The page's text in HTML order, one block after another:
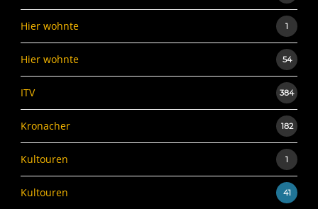
Hier wohnte 1
Hier wohnte 54
ITV 384
Kronacher 182
Kultouren 1
Kultouren 41